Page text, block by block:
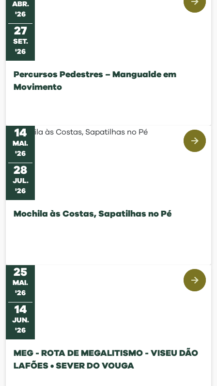
ABR.
'26
27
SET.
'26
Percursos Pedestres – Mangualde em
Movimento
14
MAI .
'26
28
JUL.
'26
Mochila às Costas, Sapatilhas no Pé
25
MAI .
'26
14
JUN .
'26
MEG - ROTA DE MEGALITISMO - VISEU DÃO
LAFÕES • SEVER DO VOUGA